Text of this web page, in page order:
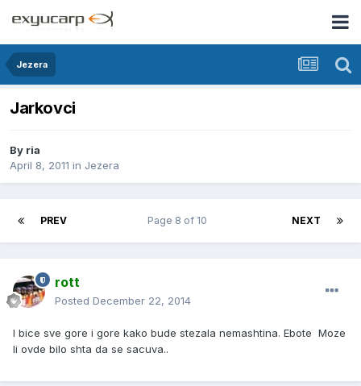
Jezera
Jarkovci
By ria
April 8, 2011 in Jezera
PREV NEXT
Page 8 of 10
rott
Posted December 22, 2014
I bice sve gore i gore kako bude stezala nemashtina. Ebote Moze
li ovde bilo shta da se sacuva..